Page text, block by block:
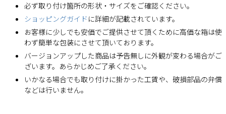
必ず取り付け箇所の形状・サイズをご確認ください。
ショッピングガイド に詳細が記載されています。
お客様に少しでも安価でご提供させて頂くために高価な箱は使
わず簡単な包装にさせて頂いております。
バージョンアップした商品は予告無しに外観が変わる場合がご
ざいます。あらかじめご了承ください。
いかなる場合でも取り付けに掛かった工賃や、破損部品の弁償
などは行いません。